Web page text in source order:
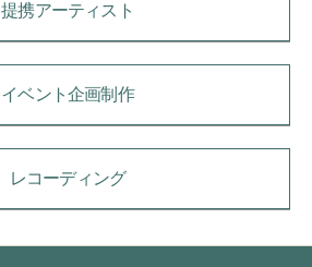
提携アーティスト
イベント企画制作
レコーディング